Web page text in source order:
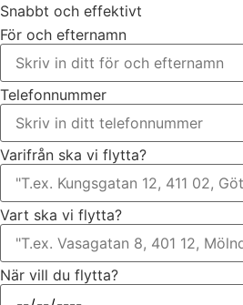
Snabbt och effektivt
För och efternamn
Telefonnummer
Varifrån ska vi flytta?
Vart ska vi flytta?
När vill du flytta?